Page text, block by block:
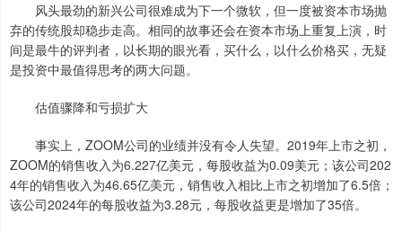
风头最劲的新兴公司很难成为下一个微软，但一度被资本市场抛
弃的传统股却稳步走高。相同的故事还会在资本市场上重复上演，时
间是最牛的评判者，以长期的眼光看，买什么，以什么价格买，无疑
是投资中最值得思考的两大问题。
估值骤降和亏损扩大
事实上，ZOOM公司的业绩并没有令人失望。2019年上市之初，
ZOOM的销售收入为6.227亿美元，每股收益为0.09美元；该公司202
4年的销售收入为46.65亿美元，销售收入相比上市之初增加了6.5倍；
该公司2024年的每股收益为3.28元，每股收益更是增加了35倍。